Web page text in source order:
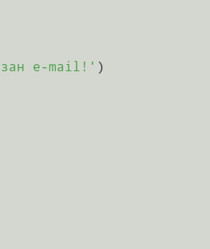
e-mail!' )